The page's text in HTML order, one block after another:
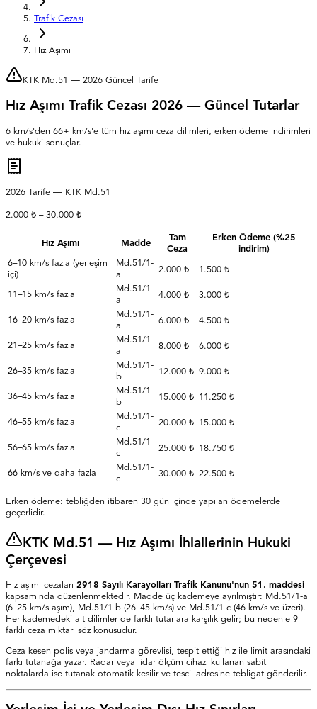
Trafik Cezası
Hız Aşımı
KTK Md.51 — 2026 Güncel Tarife
Hız Aşımı Trafik Cezası 2026 — Güncel Tutarlar
6 km/s'den 66+ km/s'e tüm hız aşımı ceza dilimleri, erken ödeme indirimleri
ve hukuki sonuçlar.
2026 Tarife — KTK Md.51
2.000 ₺ – 30.000 ₺
Hız Aşımı Madde
Tam
Ceza
Erken Ödeme (%25
indirim)
6–10 km/s fazla (yerleşim
içi)
Md.51/1-
a
2.000 ₺ 1.500 ₺
11–15 km/s fazla
Md.51/1-
a
4.000 ₺ 3.000 ₺
16–20 km/s fazla
Md.51/1-
a
6.000 ₺ 4.500 ₺
21–25 km/s fazla
Md.51/1-
a
8.000 ₺ 6.000 ₺
26–35 km/s fazla
Md.51/1-
b
12.000 ₺ 9.000 ₺
36–45 km/s fazla
Md.51/1-
b
15.000 ₺ 11.250 ₺
46–55 km/s fazla
Md.51/1-
c
20.000 ₺ 15.000 ₺
56–65 km/s fazla
Md.51/1-
c
25.000 ₺ 18.750 ₺
66 km/s ve daha fazla
Md.51/1-
c
30.000 ₺ 22.500 ₺
Erken ödeme: tebliğden itibaren 30 gün içinde yapılan ödemelerde
geçerlidir.
KTK Md.51 — Hız Aşımı İhlallerinin Hukuki
Çerçevesi
Hız aşımı cezaları 2918 Sayılı Karayolları Trafik Kanunu'nun 51. maddesi
kapsamında düzenlenmektedir. Madde üç kademeye ayrılmıştır: Md.51/1-a
(6–25 km/s aşım), Md.51/1-b (26–45 km/s) ve Md.51/1-c (46 km/s ve üzeri).
Her kademedeki alt dilimler de farklı tutarlara karşılık gelir; bu nedenle 9
farklı ceza miktarı söz konusudur.
Ceza kesen polis veya jandarma görevlisi, tespit ettiği hız ile limit arasındaki
farkı tutanağa yazar. Radar veya lidar ölçüm cihazı kullanan sabit
noktalarda ise tutanak otomatik kesilir ve tescil adresine tebligat gönderilir.